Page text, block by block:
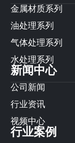
金属材质系列
油处理系列
气体处理系列
水处理系列
新闻中心
公司新闻
行业资讯
视频中心
行业案例